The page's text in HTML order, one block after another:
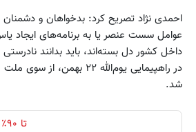
احمدی نژاد تصریح کرد: بدخواهان و
عوامل سست عنصر یا به برنامه‌های ایجاد
داخل کشور دل بسته‌اند، باید بدانند نادرستی
در راهپیمایی یوم‌الله
شد.